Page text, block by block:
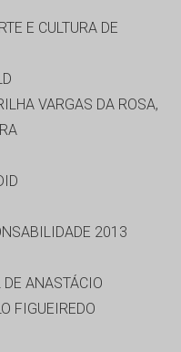
E CULTURA DE
VARGAS DA ROSA,
2013
ANASTÁCIO
FIGUEIREDO